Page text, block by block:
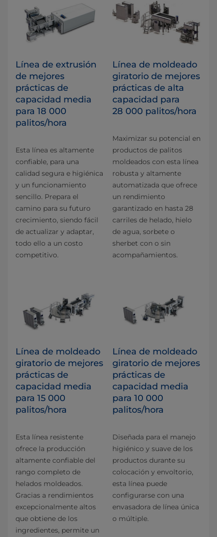
Línea de extrusión
de mejores
prácticas de
capacidad media
para 18 000
palitos/hora
Esta línea es altamente
confiable, para una
calidad segura e higiénica
y un funcionamiento
sencillo. Prepara el
camino para su futuro
crecimiento, siendo fácil
de actualizar y adaptar,
todo ello a un costo
competitivo.
Línea de moldeado
giratorio de mejores
prácticas de alta
capacidad para
28 000 palitos/hora
Maximizar su potencial en
productos de palitos
moldeados con esta línea
robusta y altamente
automatizada que ofrece
un rendimiento
garantizado en hasta 28
carriles de helado, hielo
de agua, sorbete o
sherbet con o sin
acompañamientos.
Línea de moldeado
giratorio de mejores
prácticas de
capacidad media
para 15 000
palitos/hora
Esta línea resistente
ofrece la producción
altamente confiable del
rango completo de
helados moldeados.
Gracias a rendimientos
excepcionalmente altos
que obtiene de los
ingredientes, permite un
Línea de moldeado
giratorio de mejores
prácticas de
capacidad media
para 10 000
palitos/hora
Diseñada para el manejo
higiénico y suave de los
productos durante su
colocación y envoltorio,
esta línea puede
configurarse con una
envasadora de línea única
o múltiple.